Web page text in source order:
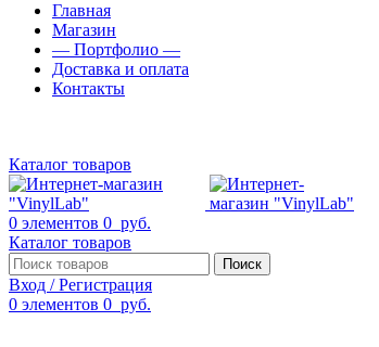
Главная
Магазин
— Портфолио —
Доставка и оплата
Контакты
Каталог товаров
0 элементов 0 руб.
Каталог товаров
Поиск
Вход / Регистрация
0 элементов 0 руб.